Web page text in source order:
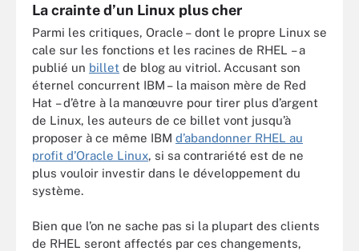
La crainte d’un Linux plus cher
Parmi les critiques, Oracle – dont le propre Linux se
cale sur les fonctions et les racines de RHEL – a
publié un billet de blog au vitriol. Accusant son
éternel concurrent IBM – la maison mère de Red
Hat – d’être à la manœuvre pour tirer plus d’argent
de Linux, les auteurs de ce billet vont jusqu’à
proposer à ce même IBM d’abandonner RHEL au
profit d’Oracle Linux, si sa contrariété est de ne
plus vouloir investir dans le développement du
système.
Bien que l’on ne sache pas si la plupart des clients
de RHEL seront affectés par ces changements,